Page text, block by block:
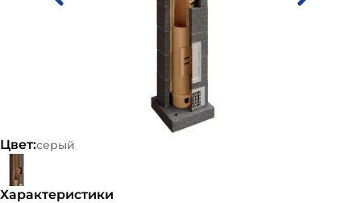
Цвет:серый
Характеристики